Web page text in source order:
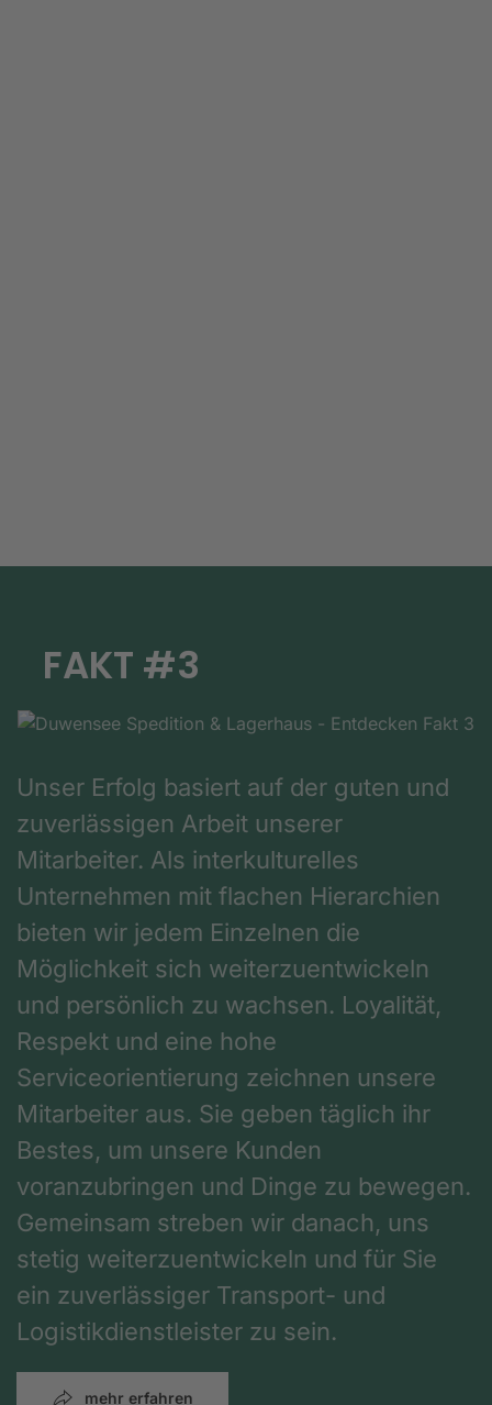
FAKT #3
Unser Erfolg basiert auf der guten und
zuverlässigen Arbeit unserer
Mitarbeiter. Als interkulturelles
Unternehmen mit flachen Hierarchien
bieten wir jedem Einzelnen die
Möglichkeit sich weiterzuentwickeln
und persönlich zu wachsen. Loyalität,
Respekt und eine hohe
Serviceorientierung zeichnen unsere
Mitarbeiter aus. Sie geben täglich ihr
Bestes, um unsere Kunden
voranzubringen und Dinge zu bewegen.
Gemeinsam streben wir danach, uns
stetig weiterzuentwickeln und für Sie
ein zuverlässiger Transport- und
Logistikdienstleister zu sein.
mehr erfahren